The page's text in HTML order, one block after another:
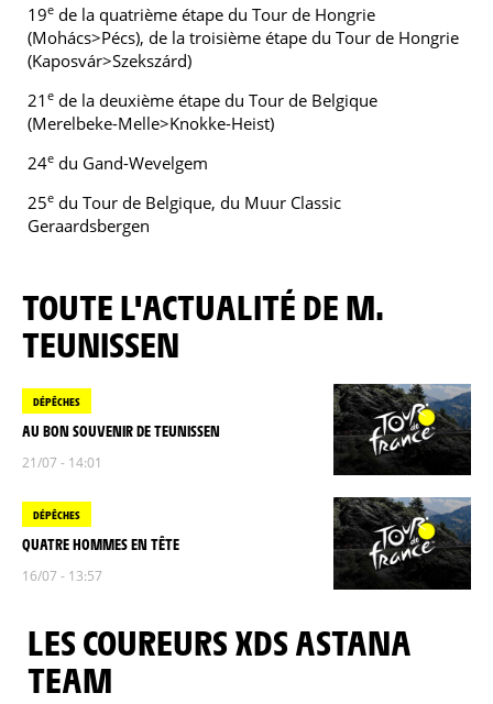
19e de la quatrième étape du Tour de Hongrie
(Mohács>Pécs), de la troisième étape du Tour de Hongrie
(Kaposvár>Szekszárd)
21 e de la deuxième étape du Tour de Belgique
(Merelbeke-Melle>Knokke-Heist)
24e du Gand-Wevelgem
25e du Tour de Belgique, du Muur Classic
Geraardsbergen
TOUTE L'ACTUALITÉ DE M.
TEUNISSEN
DÉPÊCHES
AU BON SOUVENIR DE TEUNISSEN
21/07 - 14:01
DÉPÊCHES
QUATRE HOMMES EN TÊTE
16/07 - 13:57
LES COUREURS XDS ASTANA
TEAM